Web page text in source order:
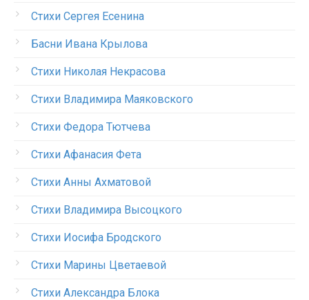
Стихи Сергея Есенина
Басни Ивана Крылова
Стихи Николая Некрасова
Стихи Владимира Маяковского
Стихи Федора Тютчева
Стихи Афанасия Фета
Стихи Анны Ахматовой
Стихи Владимира Высоцкого
Стихи Иосифа Бродского
Стихи Марины Цветаевой
Стихи Александра Блока